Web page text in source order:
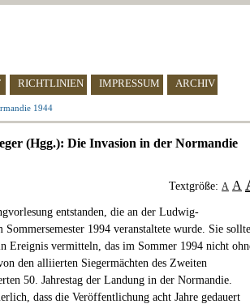
RICHTLINIEN IMPRESSUM ARCHIV
1944
(Hgg.): Die Invasion in der Normandie
Textgröße: A A
entstanden, die an der Ludwig-
1994 veranstaltete wurde. Sie sollte
Ereignis vermitteln, das im Sommer 1994 nicht
den alliierten Siegermächten des Zweiten
50. Jahrestag der Landung in der Normandie.
dass die Veröffentlichung acht Jahre gedauert